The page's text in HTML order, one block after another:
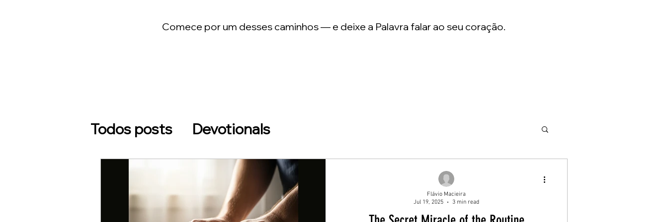
Comece por um desses caminhos — e deixe a Palavra falar ao seu coração.
Todos posts Devotionals
Flávio Macieira
Jul 19, 2025
3 min read